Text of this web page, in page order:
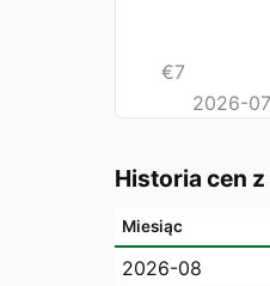
€7
2026-
Historia cen
Miesiąc
2026-08